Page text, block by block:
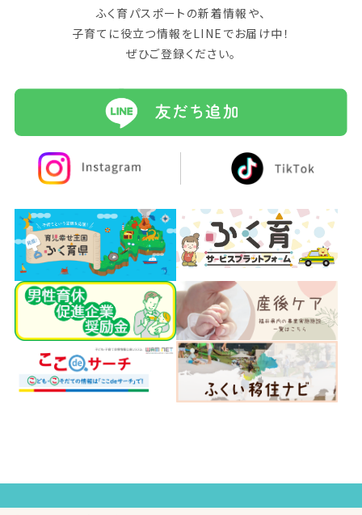
ふく育パスポートの新着情報や、
子育てに役立つ情報をLINEでお届け中！
ぜひご登録ください。